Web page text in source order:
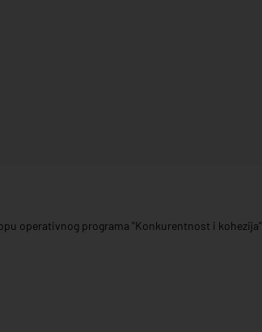
operativnog programa "Konkurentnost i kohezija"